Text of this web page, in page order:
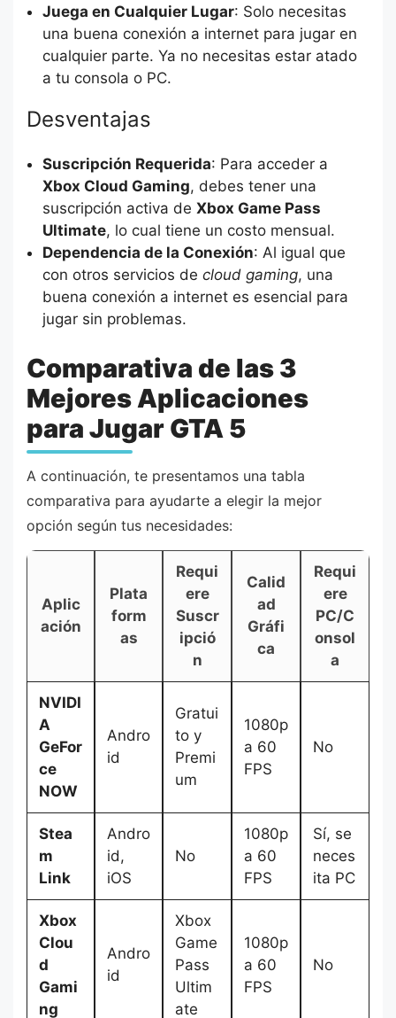
Juega en Cualquier Lugar: Solo necesitas
una buena conexión a internet para jugar en
cualquier parte. Ya no necesitas estar atado
a tu consola o PC.
Desventajas
Suscripción Requerida: Para acceder a
Xbox Cloud Gaming, debes tener una
suscripción activa de Xbox Game Pass
Ultimate, lo cual tiene un costo mensual.
Dependencia de la Conexión: Al igual que
con otros servicios de cloud gaming, una
buena conexión a internet es esencial para
jugar sin problemas.
Comparativa de las 3
Mejores Aplicaciones
para Jugar GTA 5
A continuación, te presentamos una tabla
comparativa para ayudarte a elegir la mejor
opción según tus necesidades:
Aplic
ación
Plata
form
as
Requi
ere
Suscr
ipció
n
Calid
ad
Gráfi
ca
Requi
ere
PC/C
onsol
a
NVIDI
A
GeFor
ce
NOW
Andro
id
Gratui
to y
Premi
um
1080p
a 60
FPS
No
Stea
m
Link
Andro
id,
iOS
No
1080p
a 60
FPS
Sí, se
neces
ita PC
Xbox
Clou
d
Gami
ng
Andro
id
Xbox
Game
Pass
Ultim
ate
1080p
a 60
FPS
No